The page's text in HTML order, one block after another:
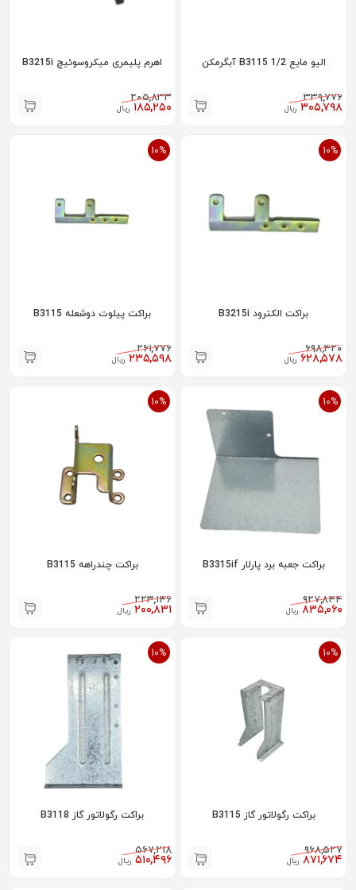
الیو مایع 1/2 B3115 آبگرمکن
۳۳۹,۷۷۶
۳۰۵,۷۹۸ ریال
اهرم پلیمری میکروسوئیچ B3215i
۲۰۵,۸۳۳
۱۸۵,۲۵۰ ریال
10%
براکت الکترود B3215i
۶۹۸,۴۲۰
۶۲۸,۵۷۸ ریال
10%
براکت پیلوت دوشعله B3115
۲۶۱,۷۷۶
۲۳۵,۵۹۸ ریال
10%
براکت جعبه برد پارلار B3315if
۹۲۷,۸۴۴
۸۳۵,۰۶۰ ریال
10%
براکت چندراهه B3115
۲۲۳,۱۴۶
۲۰۰,۸۳۱ ریال
10%
براکت رگولاتور گاز B3115
۹۶۸,۵۲۷
۸۷۱,۶۷۴ ریال
10%
براکت رگولاتور گاز B3118
۵۶۷,۲۱۸
۵۱۰,۴۹۶ ریال